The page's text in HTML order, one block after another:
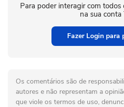
Para poder interagir com todos
na sua conta
Fazer Login para
Os comentários são de
autores e não representam a
que viole os termos de uso,